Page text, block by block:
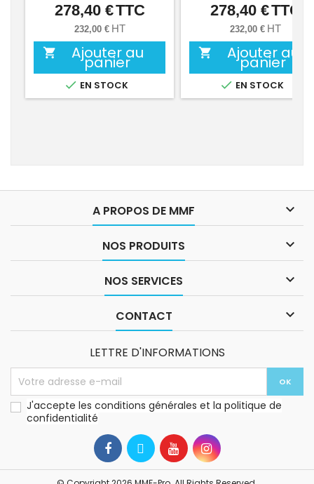
Prix
278,40 €TTC
232,00 € HT
 Ajouter au
panier
 EN STOCK
Prix
278,40 €TTC
232,00 € HT
 Ajouter au
panier
 EN STOCK
A PROPOS DE MMF 
NOS PRODUITS 
NOS SERVICES 
CONTACT 
LETTRE D'INFORMATIONS
J'accepte les conditions générales et la politique de
confidentialité